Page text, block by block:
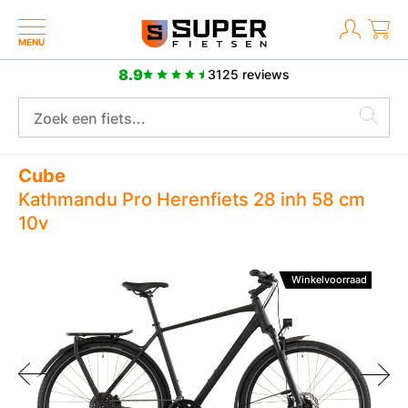
MENU
8.9 3125 reviews
2 jaar fabrieksgarantie Meer dan
Cube
Kathmandu Pro Herenfiets 28 inh 58 cm
10v
Winkelvoorraad